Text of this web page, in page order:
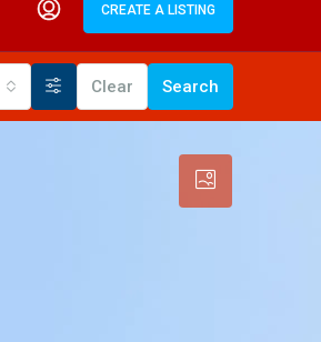
CREATE A LISTING
Clear Search